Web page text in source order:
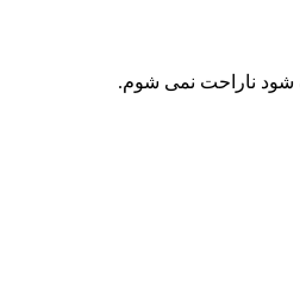
شود ناراحت نمی شوم.